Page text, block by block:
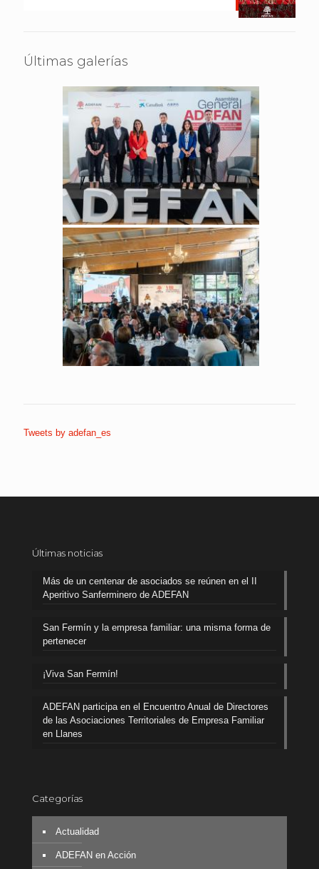
Últimas galerías
Tweets by adefan_es
Últimas noticias
Más de un centenar de asociados se reúnen en el II
Aperitivo Sanferminero de ADEFAN
San Fermín y la empresa familiar: una misma forma de
pertenecer
¡Viva San Fermín!
ADEFAN participa en el Encuentro Anual de Directores
de las Asociaciones Territoriales de Empresa Familiar
en Llanes
Categorías
Actualidad
ADEFAN en Acción